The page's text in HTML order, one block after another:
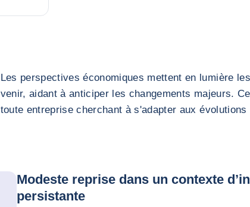
Les perspectives économiques mettent en lumière
venir, aidant à anticiper les changements majeurs.
toute entreprise cherchant à s'adapter aux évolutions
Modeste reprise dans un contexte
persistante